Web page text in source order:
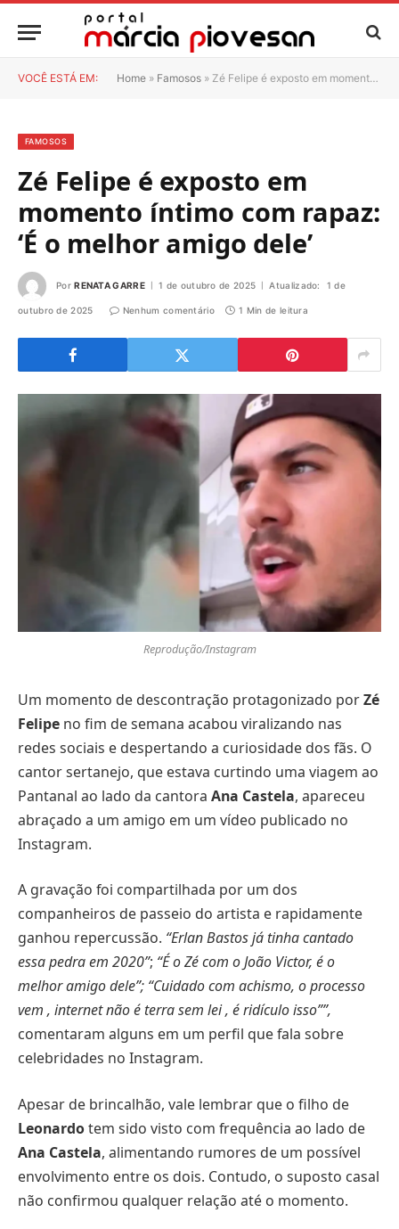
VOCÊ ESTÁ EM: Home » Famosos » Zé Felipe é exposto em momento íntimo com rapaz: ‘É o melhor amigo dele’
FAMOSOS
Zé Felipe é exposto em
momento íntimo com rapaz:
‘É o melhor amigo dele’
Por RENATA GARRE 1 de outubro de 2025 Atualizado: 1 de
outubro de 2025 Nenhum comentário 1 Min de leitura
Reprodução/Instagram
Um momento de descontração protagonizado porZé
Felipe no fim de semana acabou viralizando nas
redes sociais e despertando a curiosidade dos fãs. O
cantor sertanejo, que estava curtindo uma viagem ao
Pantanal ao lado da cantora Ana Castela, apareceu
abraçado a um amigo em um vídeo publicado no
Instagram.
A gravação foi compartilhada por um dos
companheiros de passeio do artista e rapidamente
ganhou repercussão. “Erlan Bastos já tinha cantado
essa pedra em 2020”; “É o Zé com o João Victor, é o
melhor amigo dele”; “Cuidado com achismo, o processo
vem , internet não é terra sem lei , é ridículo isso””,
comentaram alguns em um perfil que fala sobre
celebridades no Instagram.
Apesar de brincalhão, vale lembrar que o filho de
Leonardotem sido visto com frequência ao lado de
Ana Castela, alimentando rumores de um possível
envolvimento entre os dois. Contudo, o suposto casal
não confirmou qualquer relação até o momento.